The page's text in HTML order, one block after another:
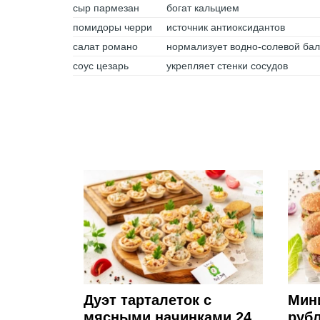
сыр пармезан
богат кальцием
помидоры черри
источник антиоксидантов
салат романо
нормализует водно-солевой
соус цезарь
укрепляет стенки сосудов
Дуэт тарталеток с